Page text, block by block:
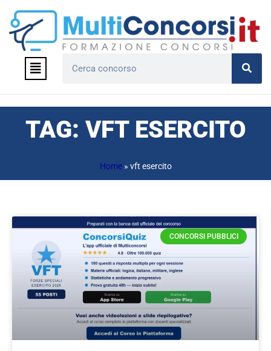
contenuto
Menu
TAG: VFT ESERCITO
Home» vft esercito
CONCORSI PUBBLICI